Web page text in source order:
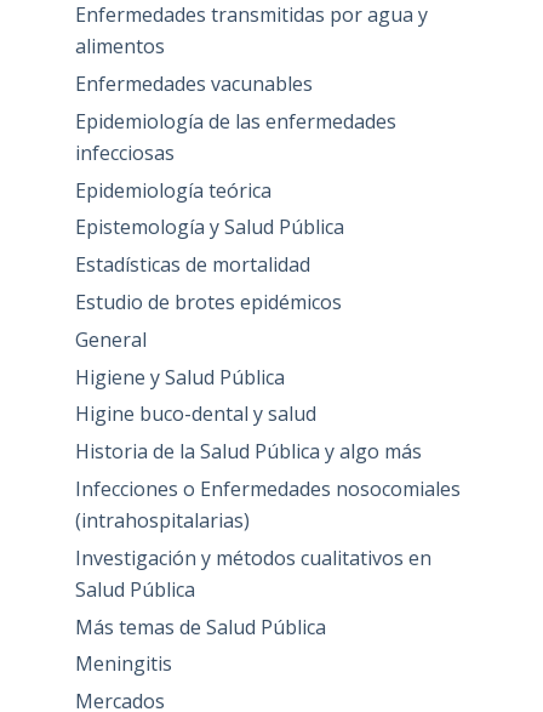
Enfermedades transmitidas por agua y
alimentos
Enfermedades vacunables
Epidemiología de las enfermedades
infecciosas
Epidemiología teórica
Epistemología y Salud Pública
Estadísticas de mortalidad
Estudio de brotes epidémicos
General
Higiene y Salud Pública
Higine buco-dental y salud
Historia de la Salud Pública y algo más
Infecciones o Enfermedades nosocomiales
(intrahospitalarias)
Investigación y métodos cualitativos en
Salud Pública
Más temas de Salud Pública
Meningitis
Mercados